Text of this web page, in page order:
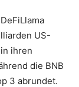
US-
ihren
die BNB
3 abrundet.